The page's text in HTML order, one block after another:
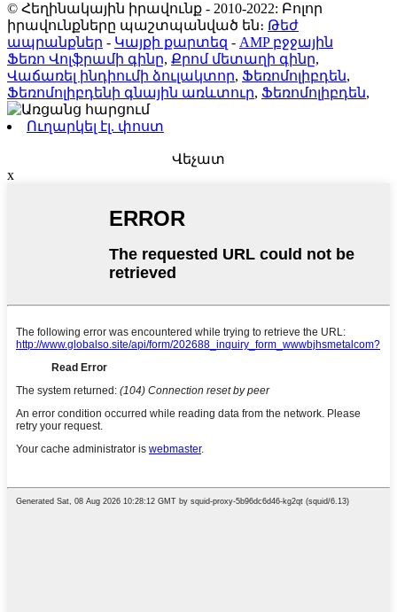
© Հեղինակային իրավունք - 2010-2022: Բոլոր
իրավունքները պաշտպանված են։ Թեժ
ապրանքներ - Կայքի քարտեզ - AMP բջջային
Ֆեռո Վոլֆրամի գինը, Քրոմ մետաղի գինը,
Վաճառել ինդիումի ձուլակտոր, Ֆեռոմոլիբդեն,
Ֆեռոմոլիբդենի գնային առևտուր, Ֆեռոմոլիբդեն,
Ուղարկել էլ. փոստ
Վեչատ
x